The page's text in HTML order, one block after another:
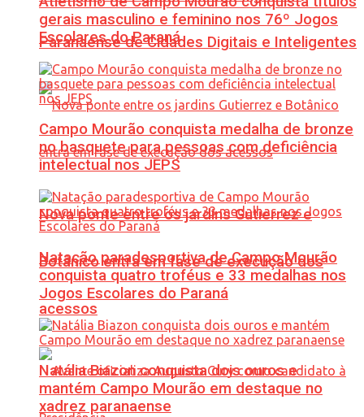
Paranaense de Cidades Digitais e Inteligentes
Nova ponte entre os jardins Gutierrez e
Botânico entra em fase de execução dos
acessos
gerais masculino e feminino nos 76º Jogos
Escolares do Paraná
Campo Mourão conquista medalha de bronze
no basquete para pessoas com deficiência
intelectual nos JEPS
Natação paradesportiva de Campo Mourão
conquista quatro troféus e 33 medalhas nos
Jogos Escolares do Paraná
Natália Biazon conquista dois ouros e
mantém Campo Mourão em destaque no
xadrez paranaense